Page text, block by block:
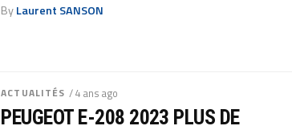
ByLaurent SANSON
ACTUALITÉS / 4 ans ago
PEUGEOT E-208 2023 PLUS DE